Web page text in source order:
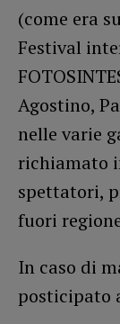
(come era
Festival
Agostino,
nelle varie
richiamato
spettatori,
fuori
In caso di
posticipato